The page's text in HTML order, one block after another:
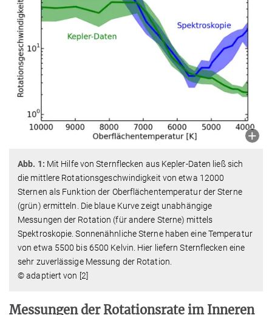
Abb. 1: Mit Hilfe von Sternflecken aus Kepler-Daten ließ sich
die mittlere Rotationsgeschwindigkeit von etwa 12000
Sternen als Funktion der Oberflächentemperatur der Sterne
(grün) ermitteln. Die blaue Kurve zeigt unabhängige
Messungen der Rotation (für andere Sterne) mittels
Spektroskopie. Sonnenähnliche Sterne haben eine Temperatur
von etwa 5500 bis 6500 Kelvin. Hier liefern Sternflecken eine
sehr zuverlässige Messung der Rotation.
© adaptiert von [2]
Messungen der Rotationsrate im Inneren